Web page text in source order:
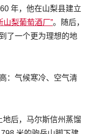
年，他在山梨县建立
山梨葡萄酒厂”。随后，
了一个更为理想的地
：气候寒冷、空气清
后，马尔斯信州蒸馏